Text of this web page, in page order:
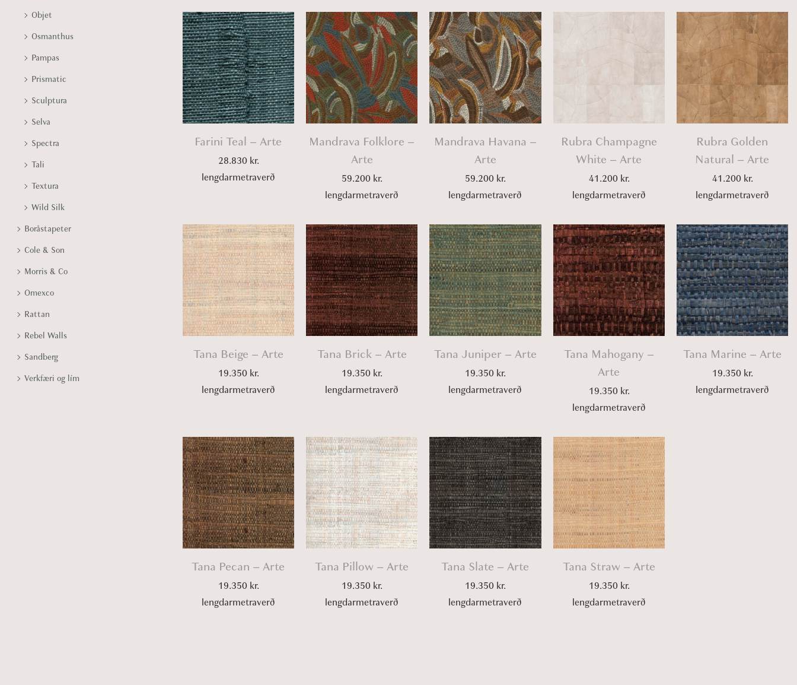
Farini Teal – Arte
28.830 kr.
lengdarmetraverð
Mandrava Folklore –
Arte
59.200 kr.
lengdarmetraverð
Mandrava Havana –
Arte
59.200 kr.
lengdarmetraverð
Rubra Champagne
White – Arte
41.200 kr.
lengdarmetraverð
Rubra Golden
Natural – Arte
41.200 kr.
lengdarmetraverð
Tana Beige – Arte
19.350 kr.
lengdarmetraverð
Tana Brick – Arte
19.350 kr.
lengdarmetraverð
Tana Juniper – Arte
19.350 kr.
lengdarmetraverð
Tana Mahogany –
Arte
19.350 kr.
lengdarmetraverð
Tana Marine – Arte
19.350 kr.
lengdarmetraverð
Tana Pecan – Arte
19.350 kr.
lengdarmetraverð
Tana Pillow – Arte
19.350 kr.
lengdarmetraverð
Tana Slate – Arte
19.350 kr.
lengdarmetraverð
Tana Straw – Arte
19.350 kr.
lengdarmetraverð
Objet
Osmanthus
Pampas
Prismatic
Sculptura
Selva
Spectra
Tali
Textura
Wild Silk
Boråstapeter
Cole & Son
Morris & Co
Omexco
Rattan
Rebel Walls
Sandberg
Verkfæri og lím